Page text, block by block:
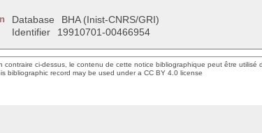
Database
BHA (Inist-CNRS/GRI)
Identifier
19910701-00466954
contraire ci-dessus, le contenu de cette notice bibliographique peut être
bibliographic record may be used under a CC BY 4.0 license